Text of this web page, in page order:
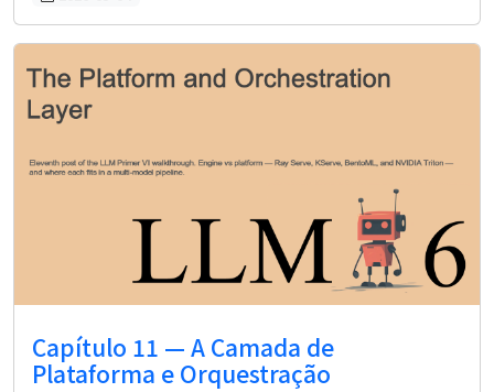
Capítulo 11 — A Camada de
Plataforma e Orquestração